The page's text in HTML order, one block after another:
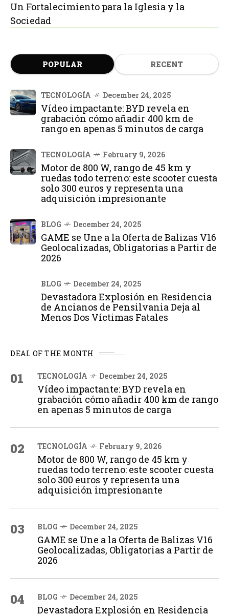
Un Fortalecimiento para la Iglesia y la
Sociedad
POPULAR RECENT
TECNOLOGÍA December 24, 2025
Vídeo impactante: BYD revela en
grabación cómo añadir 400 km de
rango en apenas 5 minutos de carga
TECNOLOGÍA February 9, 2026
Motor de 800 W, rango de 45 km y
ruedas todo terreno: este scooter cuesta
solo 300 euros y representa una
adquisición impresionante
BLOG December 24, 2025
GAME se Une a la Oferta de Balizas V16
Geolocalizadas, Obligatorias a Partir de
2026
BLOG December 24, 2025
Devastadora Explosión en Residencia
de Ancianos de Pensilvania Deja al
Menos Dos Víctimas Fatales
DEAL OF THE MONTH
01 TECNOLOGÍA December 24, 2025
Vídeo impactante: BYD revela en
grabación cómo añadir 400 km de rango
en apenas 5 minutos de carga
02 TECNOLOGÍA February 9, 2026
Motor de 800 W, rango de 45 km y
ruedas todo terreno: este scooter cuesta
solo 300 euros y representa una
adquisición impresionante
03 BLOG December 24, 2025
GAME se Une a la Oferta de Balizas V16
Geolocalizadas, Obligatorias a Partir de
2026
04 BLOG December 24, 2025
Devastadora Explosión en Residencia